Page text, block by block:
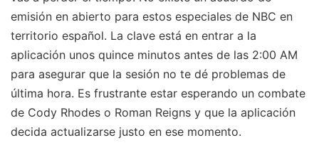
emisión en abierto para estos especiales de NBC en
territorio español. La clave está en entrar a la
aplicación unos quince minutos antes de las 2:00 AM
para asegurar que la sesión no te dé problemas de
última hora. Es frustrante estar esperando un combate
de Cody Rhodes o Roman Reigns y que la aplicación
decida actualizarse justo en ese momento.